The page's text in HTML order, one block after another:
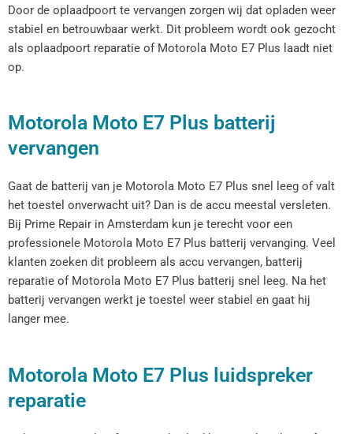
Door de oplaadpoort te vervangen zorgen wij dat opladen weer
stabiel en betrouwbaar werkt. Dit probleem wordt ook gezocht
als oplaadpoort reparatie of Motorola Moto E7 Plus laadt niet
op.
Motorola Moto E7 Plus batterij
vervangen
Gaat de batterij van je Motorola Moto E7 Plus snel leeg of valt
het toestel onverwacht uit? Dan is de accu meestal versleten.
Bij Prime Repair in Amsterdam kun je terecht voor een
professionele Motorola Moto E7 Plus batterij vervanging. Veel
klanten zoeken dit probleem als accu vervangen, batterij
reparatie of Motorola Moto E7 Plus batterij snel leeg. Na het
batterij vervangen werkt je toestel weer stabiel en gaat hij
langer mee.
Motorola Moto E7 Plus luidspreker
reparatie